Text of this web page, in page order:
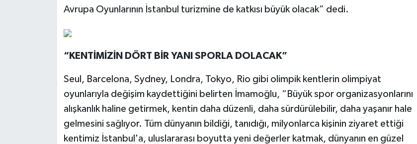
Avrupa Oyunlarının İstanbul turizmine de katkısı büyük olacak” dedi.
“KENTİMİZİN DÖRT BİR YANI SPORLA DOLACAK”
Seul, Barcelona, Sydney, Londra, Tokyo, Rio gibi olimpik kentlerin olimpiyat
oyunlarıyla değişim kaydettiğini belirten İmamoğlu, “Büyük spor organizasyonlarını
alışkanlık haline getirmek, kentin daha düzenli, daha sürdürülebilir, daha yaşanır hale
gelmesini sağlıyor. Tüm dünyanın bildiği, tanıdığı, milyonlarca kişinin ziyaret ettiği
kentimiz İstanbul'a, uluslararası boyutta yeni değerler katmak, dünyanın en güzel